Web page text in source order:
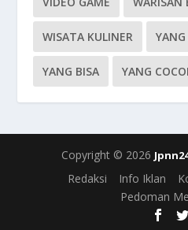
WISATA KULINER
YANG BISA YANG
Copyright © 2026
Redaksi
Info Iklan
Pedoman